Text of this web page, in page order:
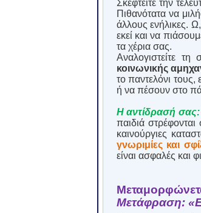
Σκεφτείτε την
Πιθανότατα να
άλλους ενήλικες.
εκεί και να
τα χέρια σας.
Αναλογιστείτε
κοινωνικής
το παντελόνι
ή να πέσουν στο
Η αντίδρασή σας:
παιδιά
καινούργιες
γνωριμίες και
είναι ασφαλές και
Μετάφραση: